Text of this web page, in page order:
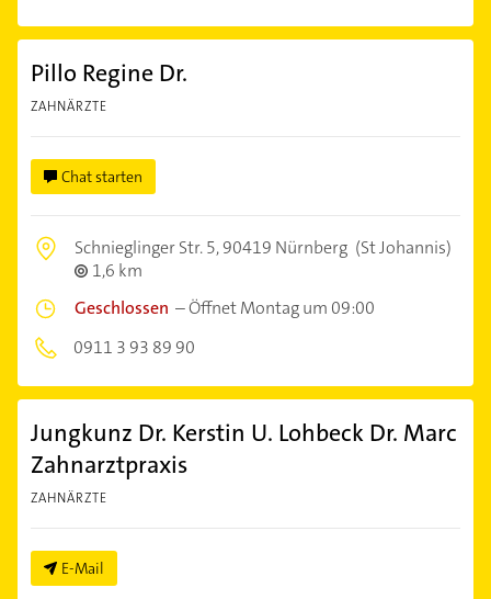
Pillo Regine Dr.
ZAHNÄRZTE
Chat starten
Schnieglinger Str. 5,90419 Nürnberg (St Johannis)
1,6 km
Geschlossen –Öffnet Montag um 09:00
0911 3 93 89 90
Jungkunz Dr. Kerstin U. Lohbeck Dr. Marc
Zahnarztpraxis
ZAHNÄRZTE
E-Mail